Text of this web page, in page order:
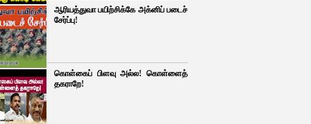
ஆரியத்துவா பயிற்சிக்கே அக்னிப் படைச்
சேர்ப்பு!
கொள்கைப் பிளவு அல்ல! கொள்ளைத்
தகராறே!